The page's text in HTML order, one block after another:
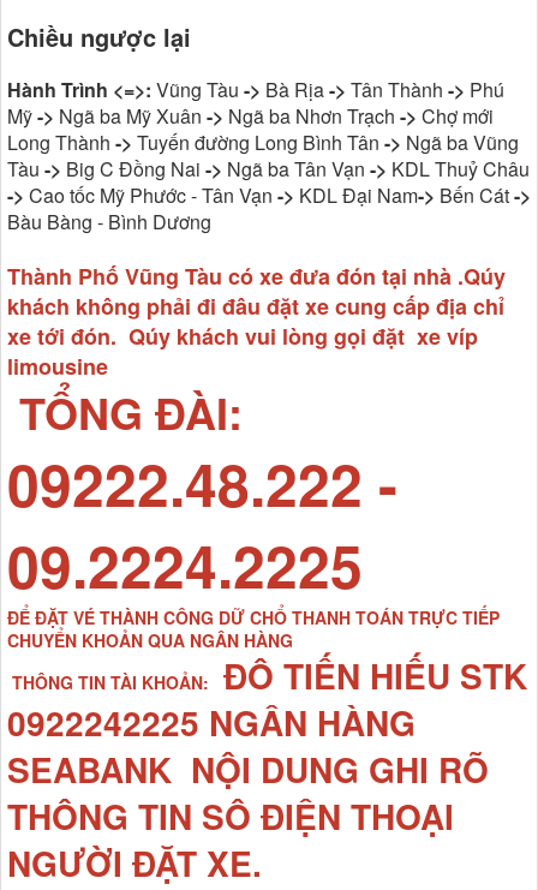
Chiều ngược lại
Hành Trình <=>: Vũng Tàu -> Bà Rịa-> Tân Thành -> Phú
Mỹ-> Ngã ba Mỹ Xuân -> Ngã ba Nhơn Trạch -> Chợ mới
Long Thành -> Tuyến đường Long Bình Tân -> Ngã ba Vũng
Tàu -> Big C Đồng Nai -> Ngã ba Tân Vạn -> KDL Thuỷ Châu
-> Cao tốc Mỹ Phước - Tân Vạn -> KDL Đại Nam-> Bến Cát->
Bàu Bàng - Bình Dương
Thành Phố Vũng Tàu có xe đưa đón tại nhà .Qúy
khách không phải đi đâu đặt xe cung cấp địa chỉ
xe tới đón. Qúy khách vui lòng gọi đặt xe víp
limousine
TỔNG ĐÀI:
09222.48.222 -
09.2224.2225
ĐỂ ĐẶT VÉ THÀNH CÔNG DỮ CHỔ THANH TOÁN TRỰC TIẾP
CHUYỂN KHOẢN QUA NGÂN HÀNG
THÔNG TIN TÀI KHOẢN:
ĐÔ TIẾN HIẾU STK
0922242225 NGÂN HÀNG
SEABANK NỘI DUNG GHI RÕ
THÔNG TIN SÔ ĐIỆN THOẠI
NGƯỜI ĐẶT XE.